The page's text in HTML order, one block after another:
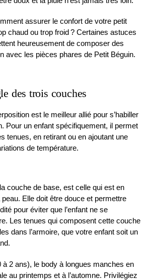
assurer le confort de votre petit
chaud ou trop froid ? Certaines astuces
heureusement de composer des
avec les pièces phares de Petit Béguin.
des trois couches
est le meilleur allié pour s’habiller
Pour un enfant spécifiquement, il permet
tenues, en retirant ou en ajoutant une
de température.
couche de base, est celle qui est en
Elle doit être douce et permettre
pour éviter que l’enfant ne se
Les tenues qui composent cette couche
dans l’armoire, que votre enfant soit un
à 2 ans), le body à longues manches en
au printemps et à l’automne. Privilégiez